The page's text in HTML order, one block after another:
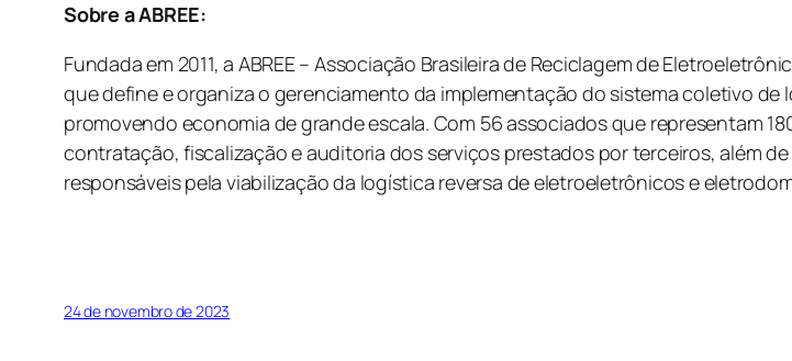
Sobre a ABREE:
Fundada em 2011, a ABREE – Associação Brasileira de Reciclagem de
que define e organiza o gerenciamento da implementação do sistema coletivo
promovendo economia de grande escala. Com 56 associados que representam
contratação, fiscalização e auditoria dos serviços prestados por terceiros, além
responsáveis pela viabilização da logística reversa de eletroeletrônicos e
24 de novembro de 2023